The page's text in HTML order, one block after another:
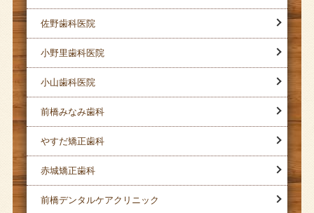
佐野歯科医院
小野里歯科医院
小山歯科医院
前橋みなみ歯科
やすだ矯正歯科
赤城矯正歯科
前橋デンタルケアクリニック